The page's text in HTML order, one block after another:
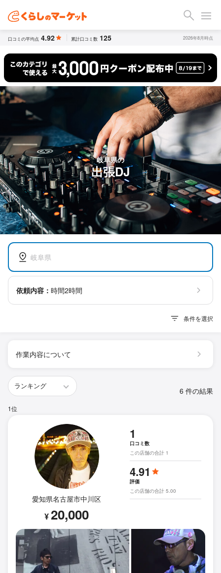
口コミの平均点 4.92 累計口コミ数 125 2026年8月時点
岐阜県の
出張DJ
岐阜県
依頼内容： 時間2時間
条件を選択
作業内容について
6 件の結果
1位
愛知県名古屋市中川区
¥20,000
1
口コミ数
この店舗の合計 1
4.91
評価
この店舗の合計 5.00